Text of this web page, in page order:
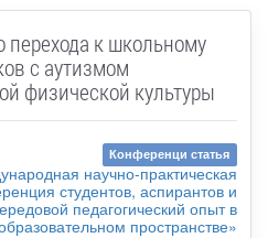
перехода к школьному
с аутизмом
физической культуры
Конференци статья
научно-практическая
студентов, аспирантов и
педагогический опыт в
пространстве»